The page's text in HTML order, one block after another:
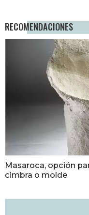
RECOMENDACIONES
Masaroca, opción
cimbra o molde